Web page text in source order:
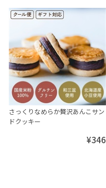
さっくりなめらか贅沢あんこサン
ドクッキー
¥346